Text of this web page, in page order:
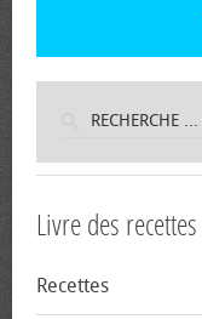
Livre des recettes
Recettes